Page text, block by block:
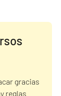
gracias
reglas